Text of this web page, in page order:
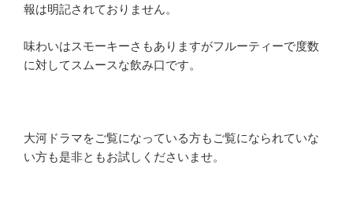
報は明記されておりません。
味わいはスモーキーさもありますがフルーティーで度数
に対してスムースな飲み口です。
大河ドラマをご覧になっている方もご覧になられていな
い方も是非ともお試しくださいませ。